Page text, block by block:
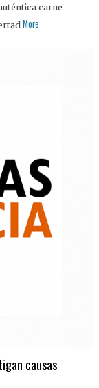
carne
More
causas